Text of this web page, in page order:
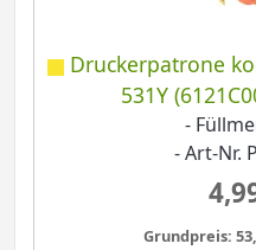
Druckerpatrone
531Y
-
- Art-Nr.
Grundpreis: